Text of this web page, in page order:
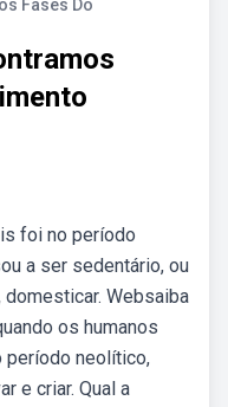
Fases Do
foi no período
a ser sedentário, ou
domesticar. Websaiba
os humanos
período neolítico,
e criar. Qual a